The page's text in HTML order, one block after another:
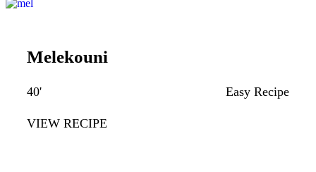
Melekouni
40' Easy Recipe
VIEW RECIPE